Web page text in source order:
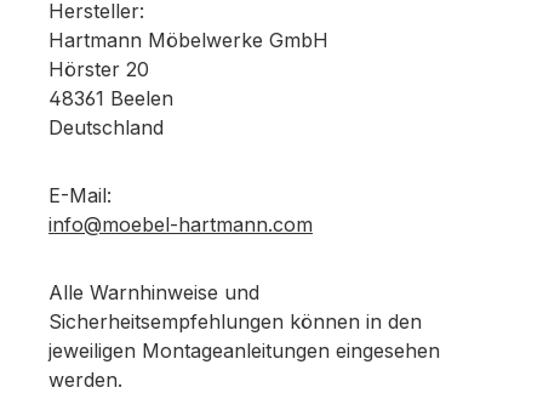
Hersteller:
Hartmann Möbelwerke GmbH
Hörster 20
48361 Beelen
Deutschland
E-Mail:
info@moebel-hartmann.com
Alle Warnhinweise und
Sicherheitsempfehlungen können in den
jeweiligen Montageanleitungen eingesehen
werden.